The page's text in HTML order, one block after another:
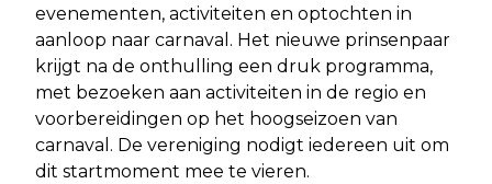
evenementen, activiteiten en optochten in
aanloop naar carnaval. Het nieuwe prinsenpaar
krijgt na de onthulling een druk programma,
met bezoeken aan activiteiten in de regio en
voorbereidingen op het hoogseizoen van
carnaval. De vereniging nodigt iedereen uit om
dit startmoment mee te vieren.